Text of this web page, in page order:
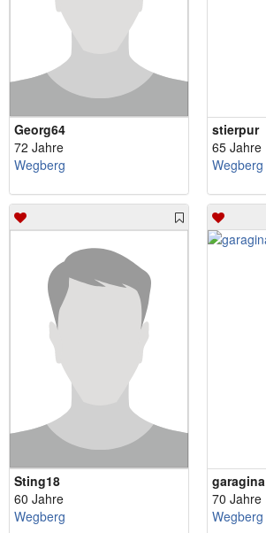
Georg64
72 Jahre
Wegberg
stierpur
65 Jahre
Wegberg
Sting18
60 Jahre
Wegberg
garagina
70 Jahre
Wegberg